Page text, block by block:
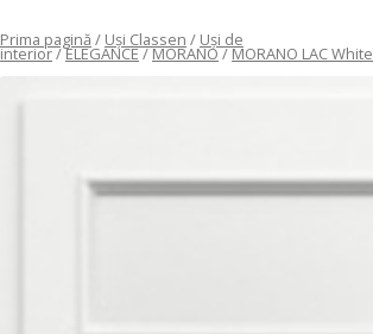
Prima pagină / Uși Classen / Uși de
interior/ELEGANCE/MORANO/MORANO LAC White